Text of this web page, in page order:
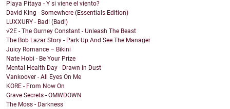
Playa Pitaya - Y si viene el viento?
David King - Somewhere (Essentials Edition)
LUXXURY - Bad! (Bad!)
√2E - The Gurney Constant - Unleash The Beast
The Bob Lazar Story - Park Up And See The Manager
Juicy Romance – Bikini
Nate Hobi - Be Your Prize
Mental Health Day - Drawn in Dust
Vankoover - All Eyes On Me
KORE - From Now On
Grave Secrets - OMWDOWN
The Moss - Darkness